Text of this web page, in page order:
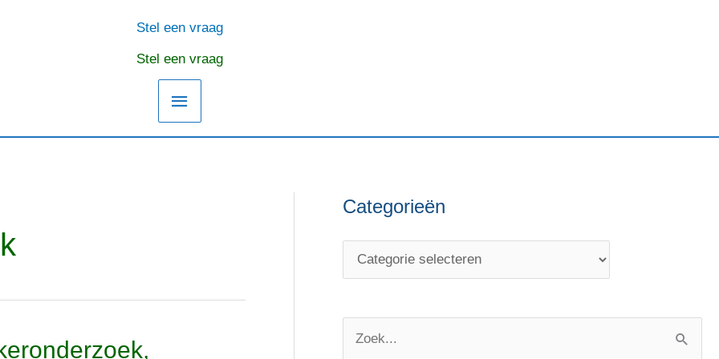
Hoofdmenu
Stel een vraag
Stel een vraag
Categorieën
C
O